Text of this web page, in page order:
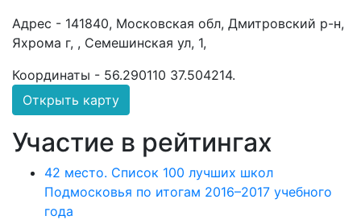
Адрес - 141840, Московская обл, Дмитровский р-н,
Яхрома г, , Семешинская ул, 1,
Координаты - 56.290110 37.504214.
Открыть карту
Участие в рейтингах
42 место. Список 100 лучших школ
Подмосковья по итогам 2016–2017 учебного
года